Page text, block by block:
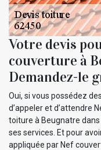
Votre devis
couverture à
Demandez-le
Oui, si vous possédez
d’appeler et d’attendre
toiture à Beugnatre
ses services. Et pour
appliquée par Nef